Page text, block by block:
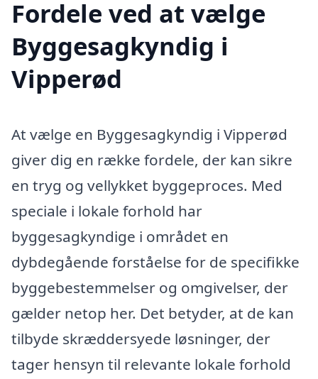
Fordele ved at vælge
Byggesagkyndig i
Vipperød
At vælge en Byggesagkyndig i Vipperød
giver dig en række fordele, der kan sikre
en tryg og vellykket byggeproces. Med
speciale i lokale forhold har
byggesagkyndige i området en
dybdegående forståelse for de specifikke
byggebestemmelser og omgivelser, der
gælder netop her. Det betyder, at de kan
tilbyde skræddersyede løsninger, der
tager hensyn til relevante lokale forhold